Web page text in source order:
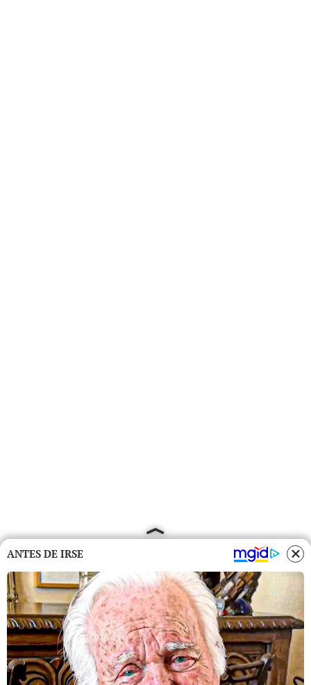
ANTES DE IRSE